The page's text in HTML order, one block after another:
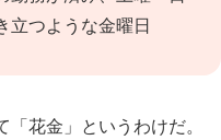
立つような金曜日
花金」というわけだ。